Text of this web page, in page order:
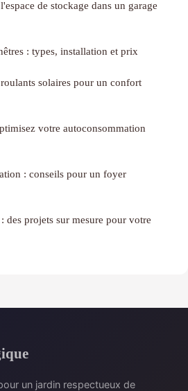
de stockage dans un garage
: types, installation et prix
solaires pour un confort
votre autoconsommation
: conseils pour un foyer
des projets sur mesure pour votre
un jardin respectueux de